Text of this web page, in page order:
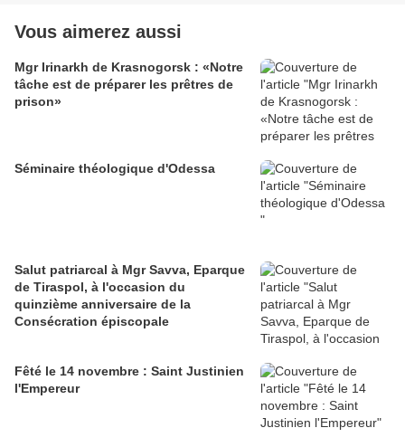
Vous aimerez aussi
Mgr Irinarkh de Krasnogorsk : «Notre
tâche est de préparer les prêtres de
prison»
Séminaire théologique d'Odessa
Salut patriarcal à Mgr Savva, Eparque
de Tiraspol, à l'occasion du
quinzième anniversaire de la
Consécration épiscopale
Fêté le 14 novembre : Saint Justinien
l'Empereur